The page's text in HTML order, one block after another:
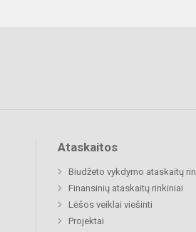
Ataskaitos
Biudžeto vykdymo ataskaitų
Finansinių ataskaitų rinkiniai
Lėšos veiklai viešinti
Projektai